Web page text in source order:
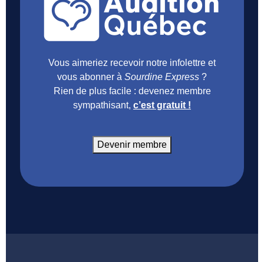
Vous aimeriez recevoir notre infolettre et
vous abonner à Sourdine Express ?
Rien de plus facile : devenez membre
sympathisant, c’est gratuit !
Devenir membre